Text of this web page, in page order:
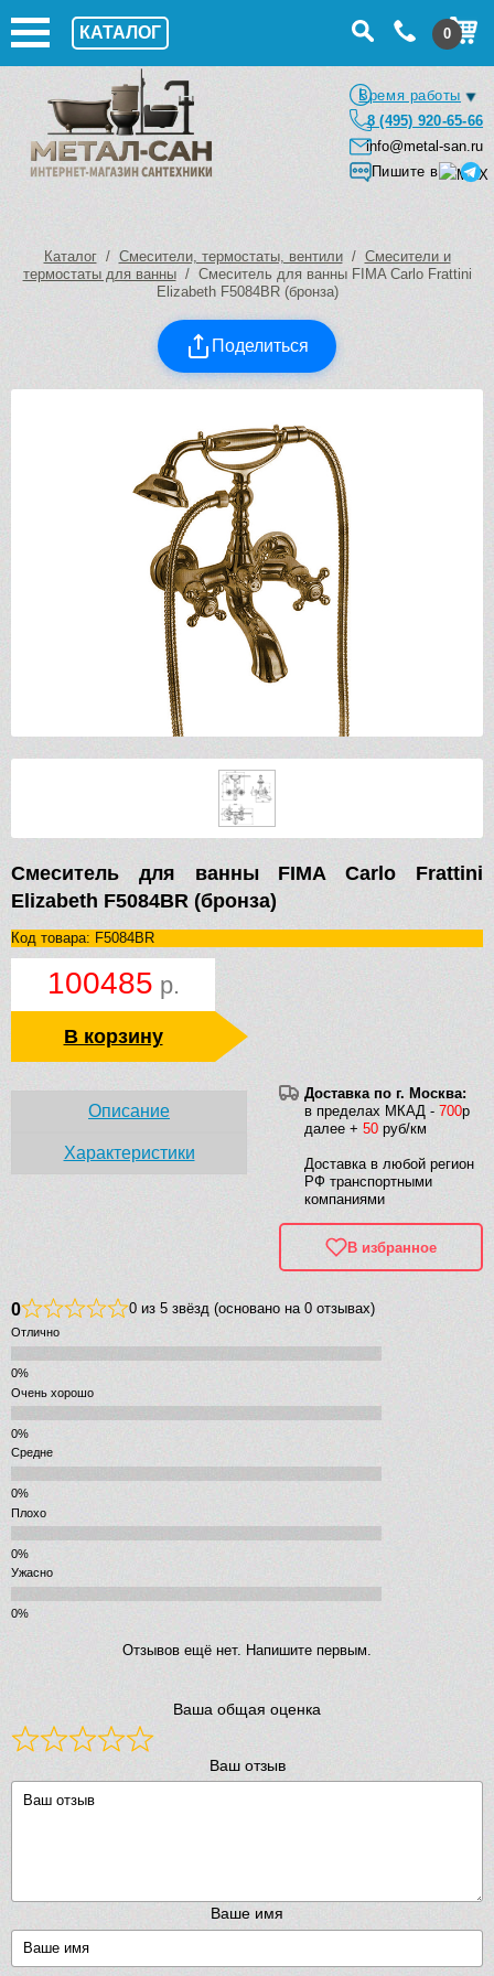
КАТАЛОГ 0
Время работы
8 (495) 920-65-66
info@metal-san.ru
Пишите в
Каталог/ Смесители, термостаты, вентили/ Смесители и
термостаты для ванны/ Смеситель для ванны FIMA Carlo Frattini
Elizabeth F5084BR (бронза)
Поделиться
Смеситель для ванны FIMA Carlo Frattini
Elizabeth F5084BR (бронза)
Код товара: F5084BR
100485 р.
В корзину
Доставка по г. Москва:
в пределах МКАД - 700р
далее + 50 руб/км
Доставка в любой регион
РФ транспортными
компаниями
В избранное
Описание
Характеристики
0 0 из 5 звёзд (основано на 0 отзывах)
Отлично
Очень хорошо
Средне
Плохо
Ужасно
Отзывов ещё нет. Напишите первым.
Ваша общая оценка
Ваш отзыв
Ваше имя